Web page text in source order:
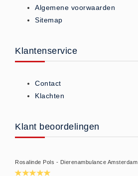
VCA Trajecten
ISO 9001 Begeleiding
Inspectiecentrale
Ons Team
Nieuws
Contact
Klachten
Privacy
Retourneren
Algemene voorwaarden
Sitemap
Klantenservice
Contact
Klachten
Klant beoordelingen
Rosalinde Pols - Dierenambulance Amsterdam